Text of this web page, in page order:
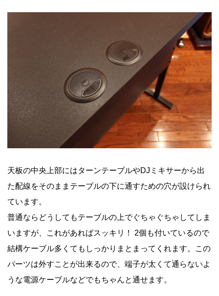
天板の中央上部にはターンテーブルやDJミキサーから出
た配線をそのままテーブルの下に通すための穴が設けられ
ています。
普通ならどうしてもテーブルの上でぐちゃぐちゃしてしま
いますが、これがあればスッキリ！ 2個も付いているので
結構ケーブル多くてもしっかりまとまってくれます。この
パーツは外すことが出来るので、端子が太くて通らないよ
うな電源ケーブルなどでもちゃんと通せます。